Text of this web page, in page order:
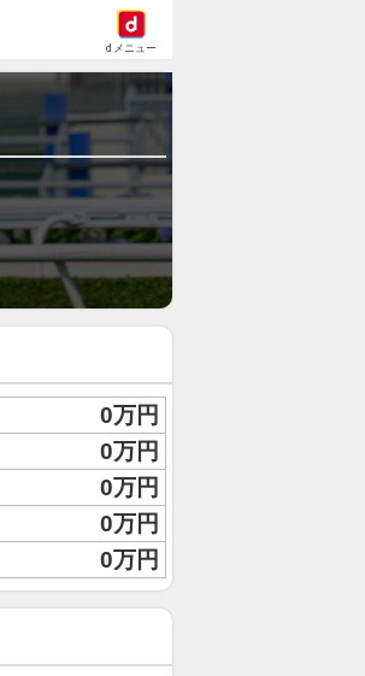
dメニュー
0万円
0万円
0万円
0万円
0万円